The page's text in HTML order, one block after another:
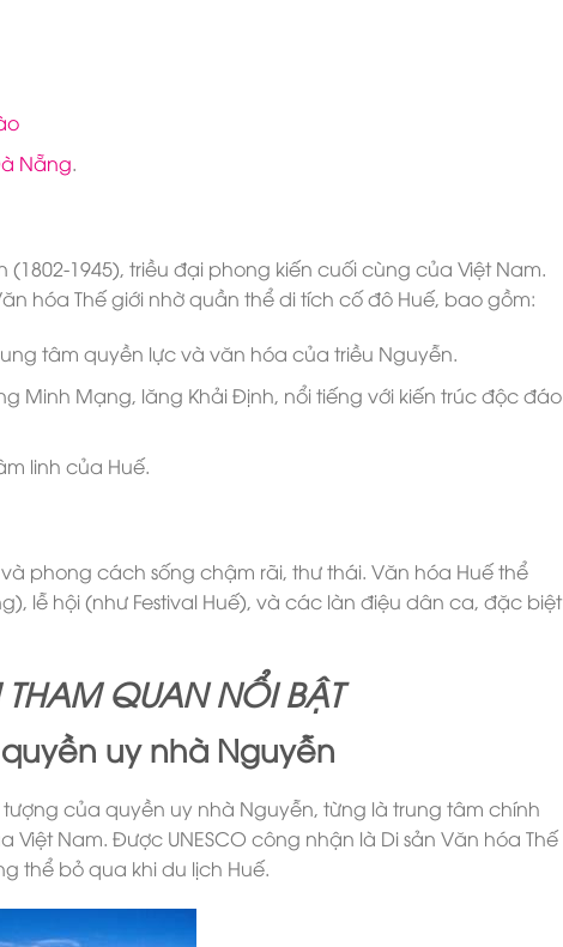
Nẵng.
1945), triều đại phong kiến cuối cùng của Việt Nam.
hóa Thế giới nhờ quần thể di tích cố đô Huế, bao gồm:
tâm quyền lực và văn hóa của triều Nguyễn.
Minh Mạng, lăng Khải Định, nổi tiếng với kiến trúc độc đáo
linh của Huế.
phong cách sống chậm rãi, thư thái. Văn hóa Huế thể
lễ hội (như Festival Huế), và các làn điệu dân ca, đặc biệt
QUAN NỔI BẬT
uy nhà Nguyễn
của quyền uy nhà Nguyễn, từng là trung tâm chính
Nam. Được UNESCO công nhận là Di sản Văn hóa Thế
thể bỏ qua khi du lịch Huế.